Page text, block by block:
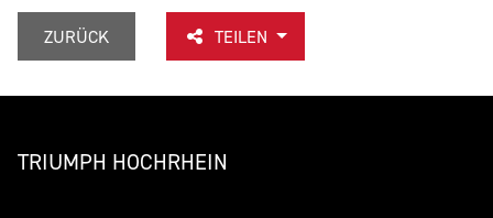
ZURÜCK TEILEN
TRIUMPH HOCHRHEIN